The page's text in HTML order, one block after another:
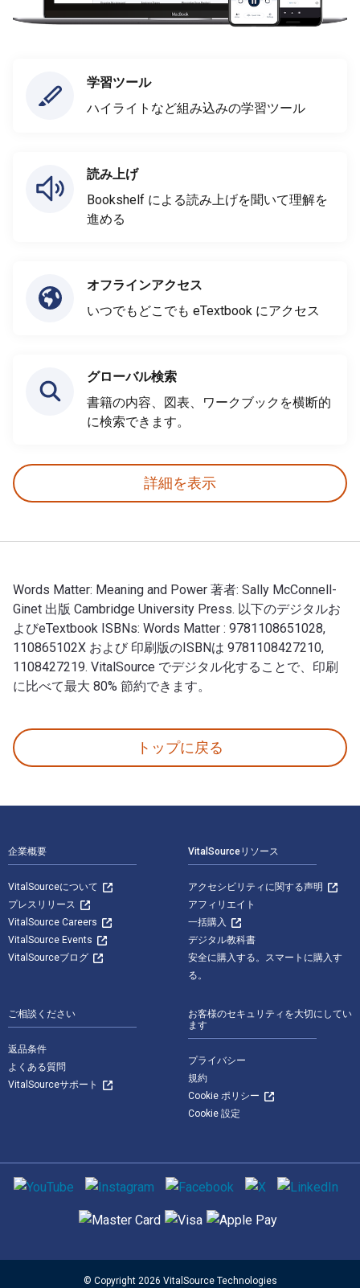
学習ツール
ハイライトなど組み込みの学習ツール
読み上げ
Bookshelf による読み上げを聞いて理解を
進める
オフラインアクセス
いつでもどこでも eTextbook にアクセス
グローバル検索
書籍の内容、図表、ワークブックを横断的
に検索できます。
詳細を表示
Words Matter: Meaning and Power 著者: Sally McConnell-
Ginet 出版 Cambridge University Press. 以下のデジタルお
よびeTextbook ISBNs: Words Matter : 9781108651028,
110865102X および 印刷版のISBNは 9781108427210,
1108427219. VitalSource でデジタル化することで、印刷
に比べて最大 80% 節約できます。
トップに戻る
企業概要
VitalSourceについて
プレスリリース
VitalSource Careers
VitalSource Events
VitalSourceブログ
VitalSourceリソース
アクセシビリティに関する声明
アフィリエイト
一括購入
デジタル教科書
安全に購入する。スマートに購入す
る。
ご相談ください
返品条件
よくある質問
VitalSourceサポート
お客様のセキュリティを大切にしてい
ます
プライバシー
規約
Cookie ポリシー
Cookie 設定
ソーシャルメディア
サポートされている支払い方法
© Copyright 2026 VitalSource Technologies